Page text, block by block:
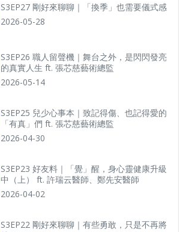
S3EP27 剛好來聊聊｜「換季」也需要儀式感
2026-05-28
S3EP26 職人留聲機｜舞台之外，是閃閃發亮
的真實人生 ft. 張芯慈藝術總監
2026-05-14
S3EP25 兒少心事本｜致記得傷、也記得愛的
「有真」們 ft. 張芯慈藝術總監
2026-04-30
S3EP23 好友料｜「覺」醒，身心靈健康升級
中（上） ft. 許瑞云醫師、鄭先安醫師
2026-04-02
S3EP22 剛好來聊聊｜有些勇敢，只是不再將